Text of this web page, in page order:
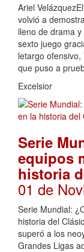
Ariel
volvió a
lleno de drama
sexto juego
letargo
que puso a
Excelsior
Serie
equipos
historia
01 de
Serie Mundial:
historia del
superó a los
Grandes Ligas